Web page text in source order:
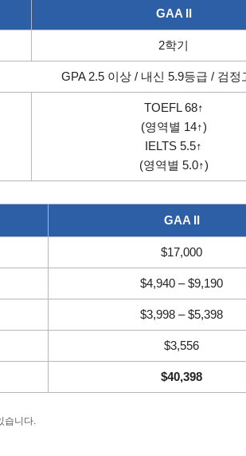
GAA II
2학기
GPA 2.5 이상 / 내신 5.9등급 / 검정
TOEFL 68↑
(영역별 14↑)
IELTS 5.5↑
(영역별 5.0↑)
GAA II
$17,000
$4,940 – $9,190
$3,998 – $5,398
$3,556
$40,398
습니다.